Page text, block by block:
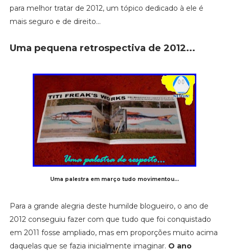
para melhor tratar de 2012, um tópico dedicado à ele é
mais seguro e de direito...
Uma pequena retrospectiva de 2012...
Uma palestra em março tudo movimentou...
Para a grande alegria deste humilde blogueiro, o ano de
2012 conseguiu fazer com que tudo que foi conquistado
em 2011 fosse ampliado, mas em proporções muito acima
daquelas que se fazia inicialmente imaginar. O ano